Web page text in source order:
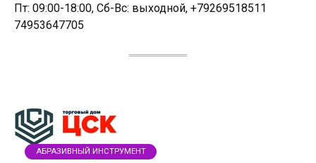
Пт: 09:00-18:00, Сб-Вс: выходной, +79269518511
74953647705
АБРАЗИВНЫЙ ИНСТРУМЕНТ